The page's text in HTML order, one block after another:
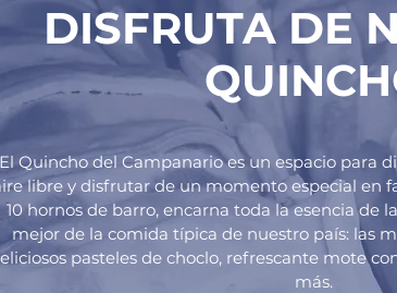
DISFRUTA DE
El Quincho del Campanario es un espacio para
libre y disfrutar de un momento especial en
10 hornos de barro, encarna toda la esencia de
mejor de la comida típica de nuestro país: las
pasteles de choclo, refrescante mote
más.